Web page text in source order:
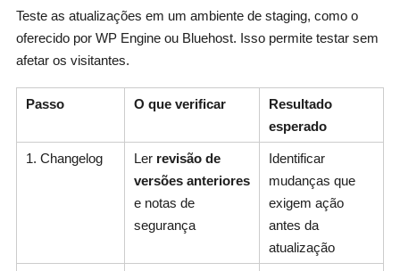
Teste as atualizações em um ambiente de staging, como o
oferecido por WP Engine ou Bluehost. Isso permite testar sem
afetar os visitantes.
Passo O que verificar
Resultado
esperado
1. Changelog Ler revisão de
versões anteriores
e notas de
segurança
Identificar
mudanças que
exigem ação
antes da
atualização